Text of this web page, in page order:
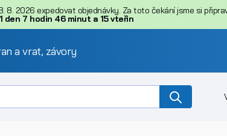
8. 2026 expedovat objednávky. Za toto čekání jsme si
1 den 7 hodin 46 minut a 15vteřin
a vrat, závory